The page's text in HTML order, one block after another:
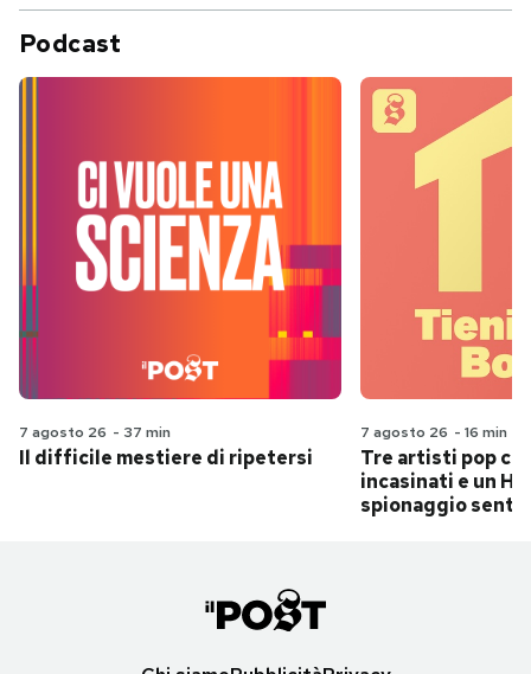
Podcast
7 agosto 26 - 37 min
Il difficile mestiere di ripetersi
7 agosto 26 - 16 min
Tre artisti pop
incasinati e un
spionaggio